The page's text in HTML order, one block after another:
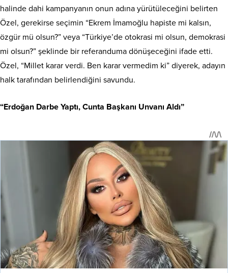
halinde dahi kampanyanın onun adına yürütüleceğini belirten
Özel, gerekirse seçimin “Ekrem İmamoğlu hapiste mi kalsın,
özgür mü olsun?” veya “Türkiye’de otokrasi mi olsun, demokrasi
mi olsun?” şeklinde bir referanduma dönüşeceğini ifade etti.
Özel, “Millet karar verdi. Ben karar vermedim ki” diyerek, adayın
halk tarafından belirlendiğini savundu.
“Erdoğan Darbe Yaptı, Cunta Başkanı Unvanı Aldı”